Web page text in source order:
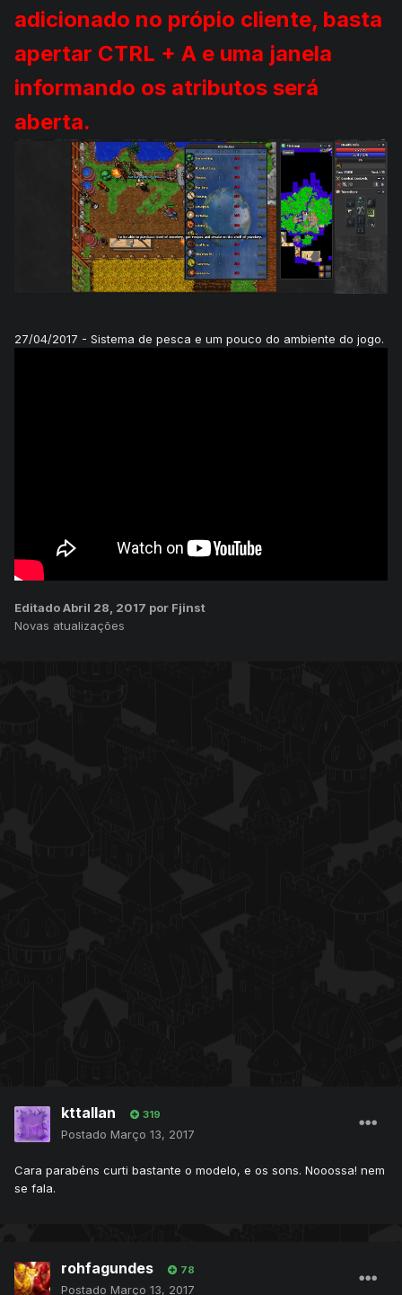
adicionado no própio cliente, basta
apertar CTRL + A e uma janela
informando os atributos será
aberta.
27/04/2017 - Sistema de pesca e um pouco do ambiente do jogo.
EditadoAbril 28, 2017 por Fjinst
Novas atualizações
kttallan 319
Postado Março 13, 2017
Cara parabéns curti bastante o modelo, e os sons. Nooossa! nem
se fala.
rohfagundes 78
Postado Março 13, 2017